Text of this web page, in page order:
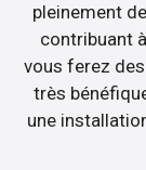
pleinement
contribuant
vous ferez
très
une